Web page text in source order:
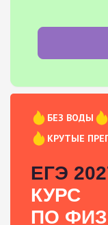
БЕЗ ВОДЫ
КРУТЫЕ
ЕГЭ
КУРС
ПО